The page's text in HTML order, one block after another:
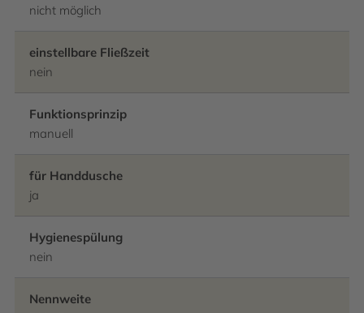
nicht möglich
einstellbare Fließzeit
nein
Funktionsprinzip
manuell
für Handdusche
ja
Hygienespülung
nein
Nennweite